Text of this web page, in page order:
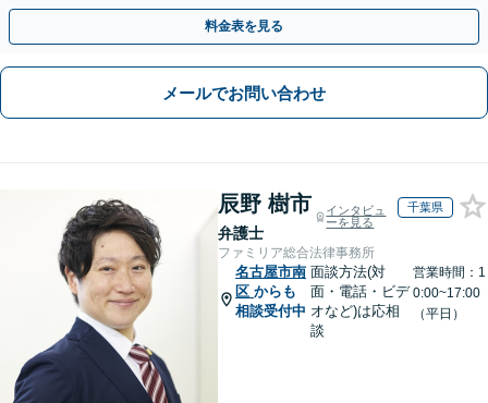
応いたします【オンライン面談OK（顧問締結後）】
料金表を見る
メールでお問い合わせ
辰野 樹市
弁護士
インタビュ
ーを見る
千葉県
ファミリア総合法律事務所
名古屋市南
区 からも
相談受付中
面談方法(対
面・電話・ビデ
オなど)は応相
談
営業時間：1
0:00~17:00
（平日）